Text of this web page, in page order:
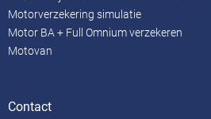
Motorverzekering simulatie
Motor BA + Full Omnium verzekeren
Motovan
Contact